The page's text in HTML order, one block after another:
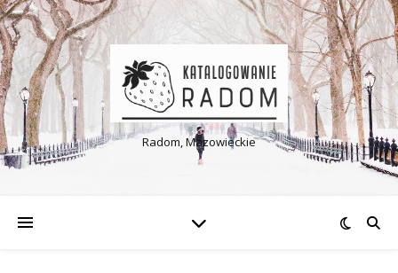
Radom, Mazowieckie